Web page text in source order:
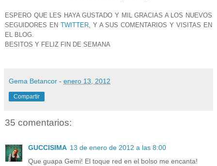
ESPERO QUE LES HAYA GUSTADO Y MIL GRACIAS A LOS NUEVOS
SEGUIDORES EN TWITTER, Y A SUS COMENTARIOS Y VISITAS EN
EL BLOG.
BESITOS Y FELIZ FIN DE SEMANA
Gema Betancor - enero 13, 2012
Compartir
35 comentarios:
GUCCISIMA 13 de enero de 2012 a las 8:00
Que guapa Gemi! El toque red en el bolso me encanta!